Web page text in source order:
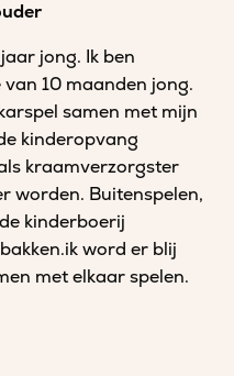
jong. Ik ben
10 maanden jong.
samen met mijn
kinderopvang
kraamverzorgster
worden. Buitenspelen,
kinderboerij
word er blij
met elkaar spelen.